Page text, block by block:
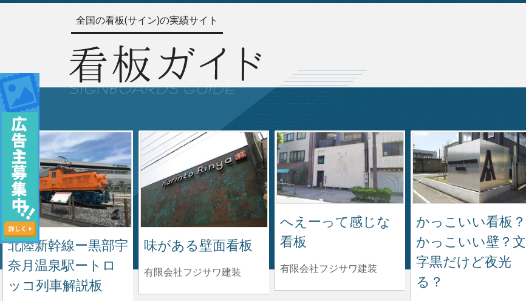
全国の看板(サイン)の実績サイト
北陸新幹線ー黒部宇
奈月温泉駅ートロ
ッコ列車解説板
味がある壁面看板
有限会社フジサワ建装
へえーって感じな
看板
有限会社フジサワ建装
かっこいい看板？
かっこいい壁？文
字黒だけど夜光
る？